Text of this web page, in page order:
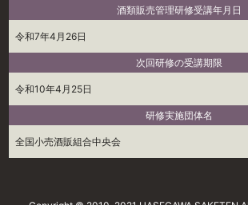
酒類販売管理研修受講年月日
令和7年4月26日
次回研修の受講期限
令和10年4月25日
研修実施団体名
全国小売酒販組合中央会